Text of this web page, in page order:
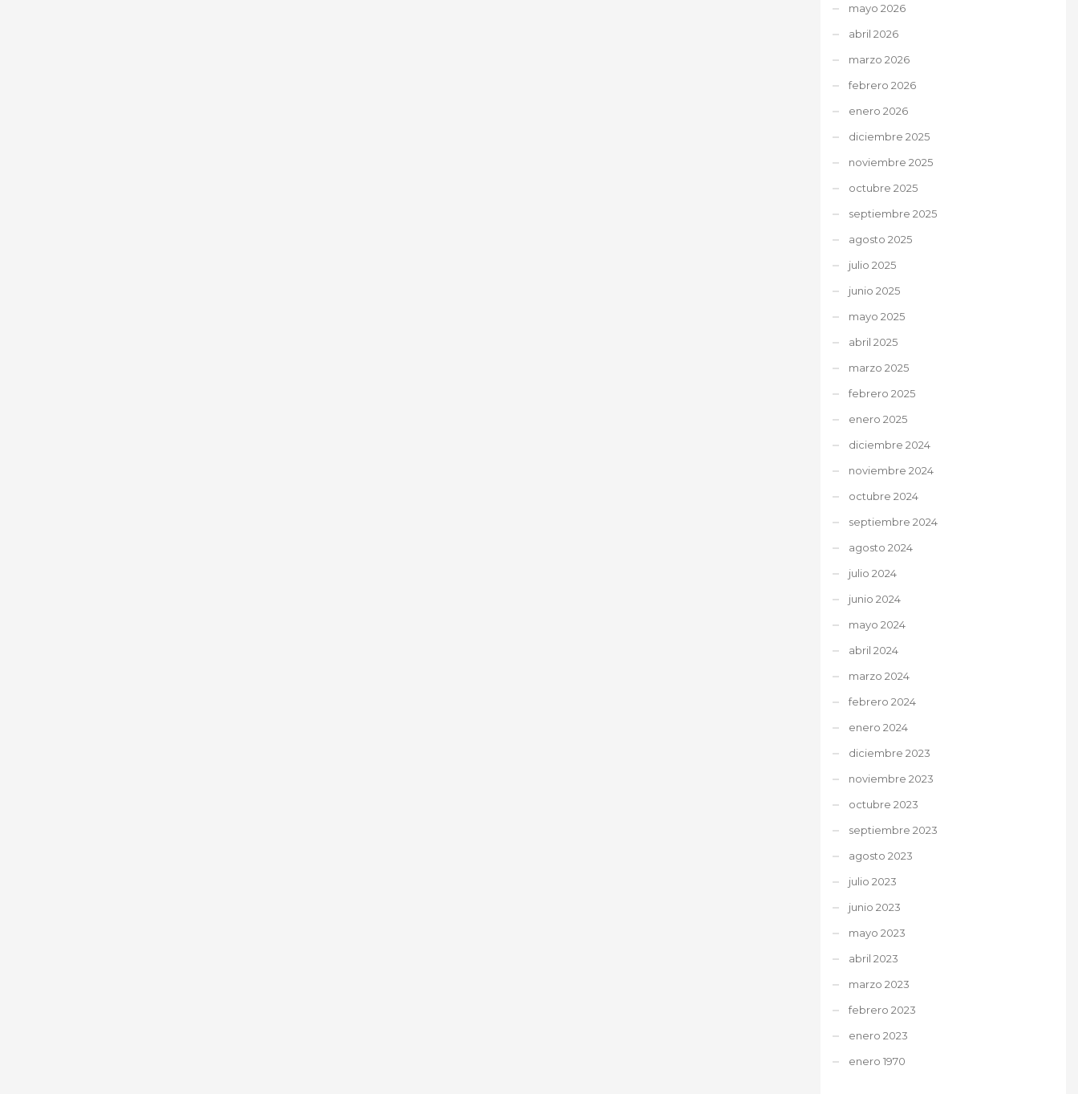
mayo 2026
abril 2026
marzo 2026
febrero 2026
enero 2026
diciembre 2025
noviembre 2025
octubre 2025
septiembre 2025
agosto 2025
julio 2025
junio 2025
mayo 2025
abril 2025
marzo 2025
febrero 2025
enero 2025
diciembre 2024
noviembre 2024
octubre 2024
septiembre 2024
agosto 2024
julio 2024
junio 2024
mayo 2024
abril 2024
marzo 2024
febrero 2024
enero 2024
diciembre 2023
noviembre 2023
octubre 2023
septiembre 2023
agosto 2023
julio 2023
junio 2023
mayo 2023
abril 2023
marzo 2023
febrero 2023
enero 2023
enero 1970